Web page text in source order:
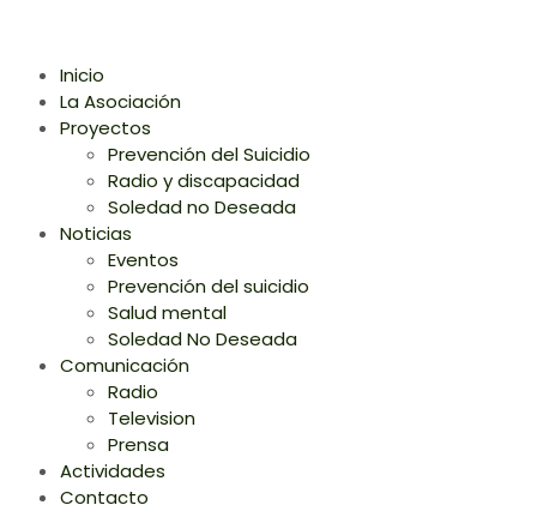
Inicio
La Asociación
Proyectos
Prevención del Suicidio
Radio y discapacidad
Soledad no Deseada
Noticias
Eventos
Prevención del suicidio
Salud mental
Soledad No Deseada
Comunicación
Radio
Television
Prensa
Actividades
Contacto